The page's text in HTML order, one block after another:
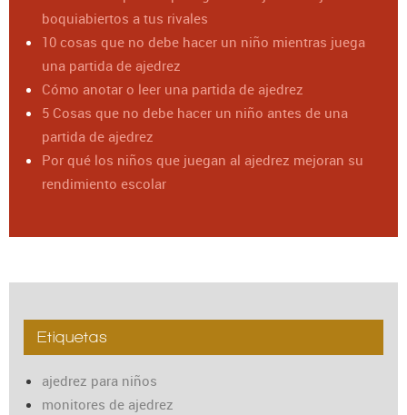
boquiabiertos a tus rivales
10 cosas que no debe hacer un niño mientras juega
una partida de ajedrez
Cómo anotar o leer una partida de ajedrez
5 Cosas que no debe hacer un niño antes de una
partida de ajedrez
Por qué los niños que juegan al ajedrez mejoran su
rendimiento escolar
Etiquetas
ajedrez para niños
monitores de ajedrez